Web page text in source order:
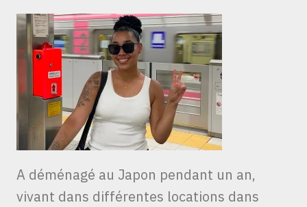
A déménagé au Japon pendant un an,
vivant dans différentes locations dans